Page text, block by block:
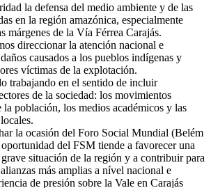
la defensa del medio ambiente y de las
en la región amazónica, especialmente
márgenes de la Vía Férrea Carajás.
direccionar la atención nacional e
causados a los pueblos indígenas y
víctimas de la explotación.
trabajando en el sentido de incluir
de la sociedad: los movimientos
la población, los medios académicos y las
la ocasión del Foro Social Mundial (Belém
del FSM tiende a favorecer una
situación de la región y a contribuir para
más amplias a nível nacional e
de presión sobre la Vale en Carajás